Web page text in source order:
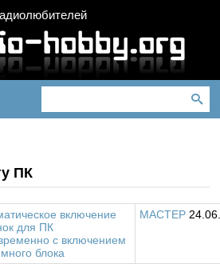
ПК
включение
для ПК
с включением
блока
MACTEP